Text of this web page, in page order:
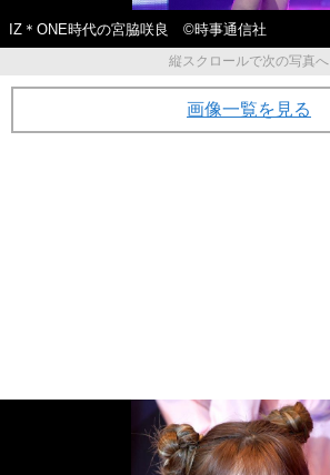
IZ＊ONE時代の宮脇咲良 ©時事通信社
縦スクロールで次の写真へ
画像一覧を見る